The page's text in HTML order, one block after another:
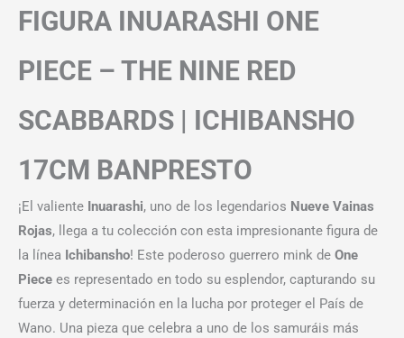
FIGURA INUARASHI ONE
PIECE – THE NINE RED
SCABBARDS | ICHIBANSHO
17CM BANPRESTO
¡El valiente Inuarashi, uno de los legendarios Nueve Vainas
Rojas, llega a tu colección con esta impresionante figura de
la línea Ichibansho! Este poderoso guerrero mink de One
Piece es representado en todo su esplendor, capturando su
fuerza y determinación en la lucha por proteger el País de
Wano. Una pieza que celebra a uno de los samuráis más